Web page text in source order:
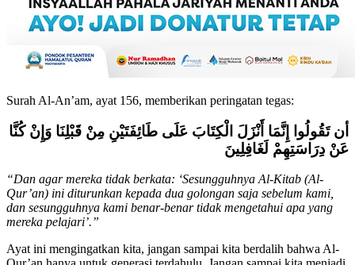
Surah Al-An’am, ayat 156, memberikan peringatan tegas:
أن تَقُولُوا إِنَّمَا أَنْزَلَ الْكِتَابَ عَلَى طَائِفَتَيْنِ مِنْ قَبْلِنَا وَإِنْ كُنَّا
عَنْ دِرَاسَتِهِمْ لَغَافِلِينَ
“Dan agar mereka tidak berkata: ‘Sesungguhnya Al-Kitab (Al-
Qur’an) ini diturunkan kepada dua golongan saja sebelum kami,
dan sesungguhnya kami benar-benar tidak mengetahui apa yang
mereka pelajari’.”
Ayat ini mengingatkan kita, jangan sampai kita berdalih bahwa Al-